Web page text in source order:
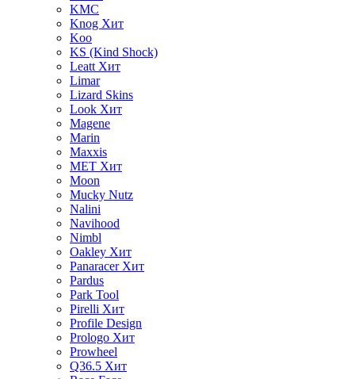
KMC
Knog Хит
Koo
KS (Kind Shock)
Leatt Хит
Limar
Lizard Skins
Look Хит
Magene
Marin
Maxxis
MET Хит
Moon
Mucky Nutz
Nalini
Navihood
Nimbl
Oakley Хит
Panaracer Хит
Pardus
Park Tool
Pirelli Хит
Profile Design
Prologo Хит
Prowheel
Q36.5 Хит